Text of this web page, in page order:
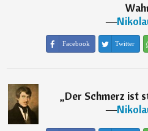
―
Facebook Twitter
„Der Schmerz ist
―